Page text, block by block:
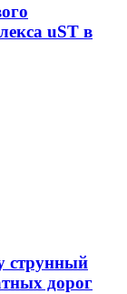
uST в
струнный
дорог